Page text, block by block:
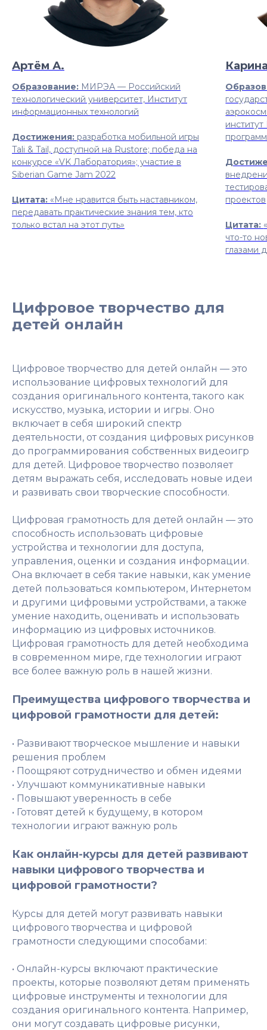
Артём А.
Образование: МИРЭА — Российский
технологический университет, Институт
информационных технологий
Достижения: разработка мобильной игры
Tali & Tail, доступной на Rustore; победа на
конкурсе «VK Лаборатория»; участие в
Siberian Game Jam 2022
Цитата: «Мне нравится быть наставником,
передавать практические знания тем, кто
только встал на этот путь»
проектов
Цитата:
что-то
глазами
Цифровое творчество для
детей онлайн
Цифровое творчество для детей онлайн — это
использование цифровых технологий для
создания оригинального контента, такого как
искусство, музыка, истории и игры. Оно
включает в себя широкий спектр
деятельности, от создания цифровых рисунков
до программирования собственных видеоигр
для детей. Цифровое творчество позволяет
детям выражать себя, исследовать новые идеи
и развивать свои творческие способности.
Цифровая грамотность для детей онлайн — это
способность использовать цифровые
устройства и технологии для доступа,
управления, оценки и создания информации.
Она включает в себя такие навыки, как умение
детей пользоваться компьютером, Интернетом
и другими цифровыми устройствами, а также
умение находить, оценивать и использовать
информацию из цифровых источников.
Цифровая грамотность для детей необходима
в современном мире, где технологии играют
все более важную роль в нашей жизни.
Преимущества цифрового творчества и
цифровой грамотности для детей:
• Развивают творческое мышление и навыки
решения проблем
• Поощряют сотрудничество и обмен идеями
• Улучшают коммуникативные навыки
• Повышают уверенность в себе
• Готовят детей к будущему, в котором
технологии играют важную роль
Как онлайн-курсы для детей развивают
навыки цифрового творчества и
цифровой грамотности?
Курсы для детей могут развивать навыки
цифрового творчества и цифровой
грамотности следующими способами:
• Онлайн-курсы включают практические
проекты, которые позволяют детям применять
цифровые инструменты и технологии для
создания оригинального контента. Например,
они могут создавать цифровые рисунки,